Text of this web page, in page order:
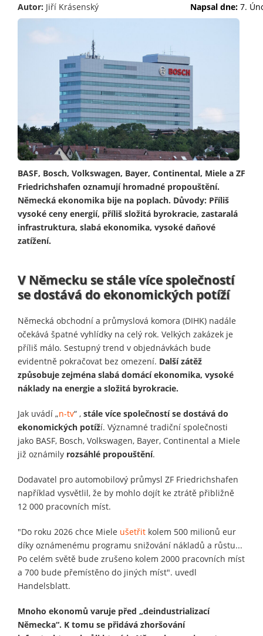
Autor: Jiří Krásenský Napsal dne: 7.
BASF, Bosch, Volkswagen, Bayer, Continental, Miele a ZF
Friedrichshafen oznamují hromadné propouštění.
Německá ekonomika bije na poplach. Důvody: Příliš
vysoké ceny energií, příliš složitá byrokracie, zastaralá
infrastruktura, slabá ekonomika, vysoké daňové
zatížení.
V Německu se stále více společností
se dostává do ekonomických potíží
Německá obchodní a průmyslová komora (DIHK) nadále
očekává špatné vyhlídky na celý rok. Velkých zakázek je
příliš málo. Sestupný trend v objednávkách bude
evidentně pokračovat bez omezení. Další zátěž
způsobuje zejména slabá domácí ekonomika, vysoké
náklady na energie a složitá byrokracie.
Jak uvádí „n-tv“ , stále více společností se dostává do
ekonomických potíží. Významné tradiční společnosti
jako BASF, Bosch, Volkswagen, Bayer, Continental a Miele
již oznámily rozsáhlé propouštění.
Dodavatel pro automobilový průmysl ZF Friedrichshafen
například vysvětlil, že by mohlo dojít ke ztrátě přibližně
12 000 pracovních míst.
"Do roku 2026 chce Miele ušetřit kolem 500 milionů eur
díky oznámenému programu snižování nákladů a růstu...
Po celém světě bude zrušeno kolem 2000 pracovních míst
a 700 bude přemístěno do jiných míst". uvedl
Handelsblatt.
Mnoho ekonomů varuje před „deindustrializací
Německa“. K tomu se přidává zhoršování